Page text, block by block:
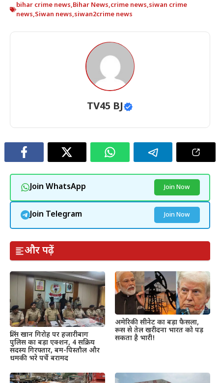
bihar crime news,Bihar News,crime news,siwan crime
news,Siwan news,siwan2crime news
TV45 BJ
Join WhatsApp Join Now
Join Telegram Join Now
और पढ़ें
प्रिंस खान गिरोह पर हजारीबाग
पुलिस का बड़ा एक्शन, 4 सक्रिय
सदस्य गिरफ्तार, बम-पिस्तौल और
धमकी भरे पर्चे बरामद
अमेरिकी सीनेट का बड़ा फैसला,
रूस से तेल खरीदना भारत को पड़
सकता है भारी!